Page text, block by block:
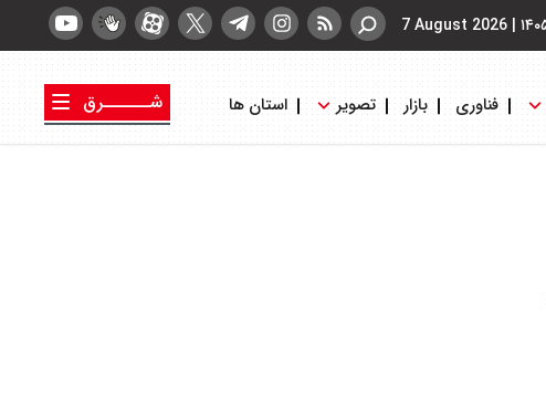
|
7 August 2026
فناوری بازار تصویر استان ها
شــــــرق